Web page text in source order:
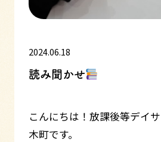
2024.06.18
読み聞かせ
こんにちは！放課後等デイ
木町です。